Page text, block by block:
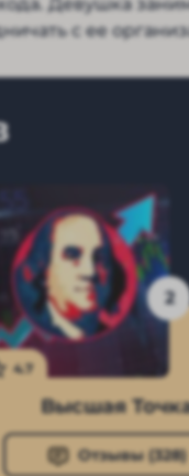
с ее
2
4.7
Высшая
Отзывы (328)